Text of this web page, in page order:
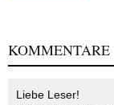
KOMMENTARE
Liebe Leser!